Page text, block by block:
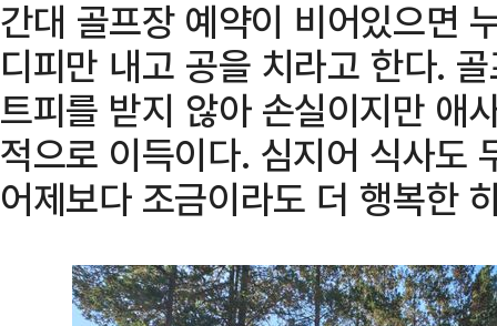
간대 골프장 예약이 비어있으면
디피만 내고 공을 치라고 한다.
트피를 받지 않아 손실이지만 애
적으로 이득이다. 심지어 식사도
어제보다 조금이라도 더 행복한